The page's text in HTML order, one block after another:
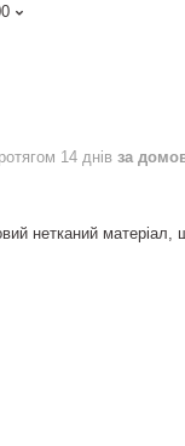
14 днів за
нетканий матеріал,